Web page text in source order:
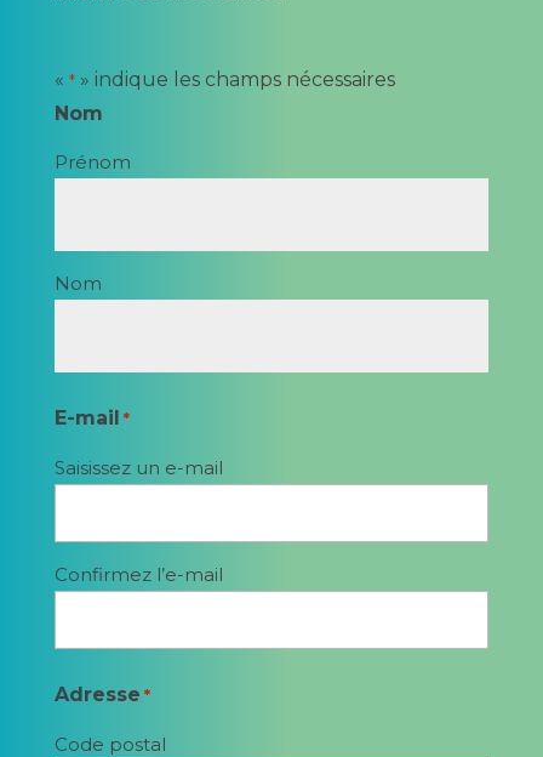
« *» indique les champs nécessaires
Nom
Prénom
Nom
E-mail *
Saisissez un e-mail
Confirmez l’e-mail
Adresse *
Code postal